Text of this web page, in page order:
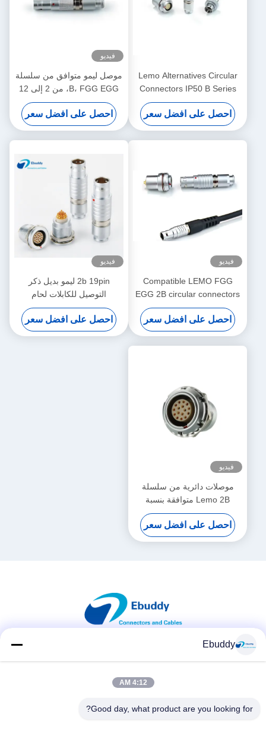
Lemo Alternatives Circular
Connectors IP50 B Series
Socket Plug with Dust-proof
Cover
احصل على افضل سعر
فيديو
موصل ليمو متوافق من سلسلة
B، FGG EGG، من 2 إلى 12
سنًا، موصل ذكر وأنثى لنظام
الطاقة الشمسية
احصل على افضل سعر
فيديو
Compatible LEMO FGG
EGG 2B circular connectors
Male And Female With
Customized Cable Assmebly
Manufacturer
احصل على افضل سعر
فيديو
2b 19pin ليمو بديل ذكر
التوصيل للكابلات لحام
FGG.2B.319.CLAD
احصل على افضل سعر
فيديو
موصلات دائرية من سلسلة
Lemo 2B متوافقة بنسبة
100%، 16 سنًا ذكر وأنثى
احصل على افضل سعر
اتصال سريع
Ebuddy
4:12 AM
Good day, what product are you looking for?